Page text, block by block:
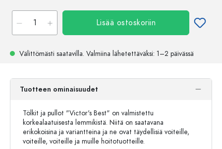
Lisää ostoskoriin
Välittömästi saatavilla. Valmiina lähetettäväksi: 1–2 päivässä
Tuotteen ominaisuudet
Tölkit ja pullot "Victor's Best" on valmistettu
korkealaatuisesta lemmikistä. Niitä on saatavana
erikokoisina ja variantteina ja ne ovat täydellisiä voiteille,
voiteille, voiteille ja muille hoitotuotteille.